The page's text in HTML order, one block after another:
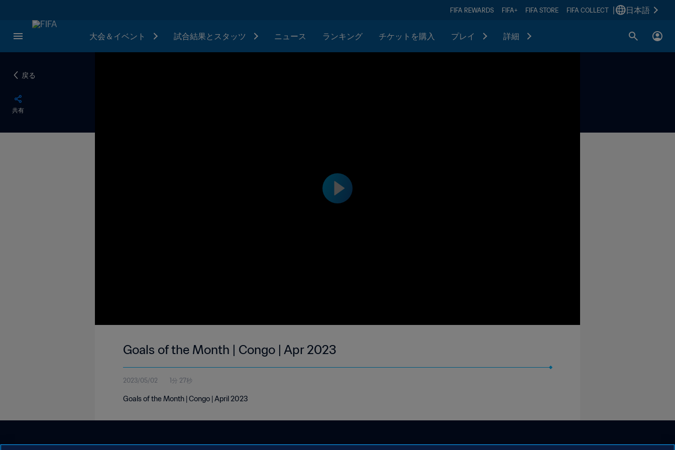
FIFA REWARDS FIFA+ FIFA STORE FIFA COLLECT 日本語
大会＆イベント 試合結果とスタッツ ニュース ランキング チケットを購入 プレイ 詳細
戻る
共有
Goals of the Month | Congo | Apr 2023
2023/05/02 1分 27秒
Goals of the Month | Congo | April 2023